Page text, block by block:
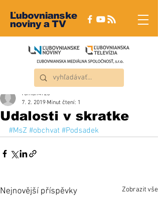
Ľubovnianske
noviny a TV
Udalosti v skratke
roman4723
7. 2. 2019 Minut čtení: 1
#MsZ #obchvat #Podsadek
Nejnovější příspěvky Zobrazit vše